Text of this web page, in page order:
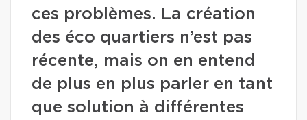
ces problèmes. La création
des éco quartiers n’est pas
récente, mais on en entend
de plus en plus parler en tant
que solution à différentes